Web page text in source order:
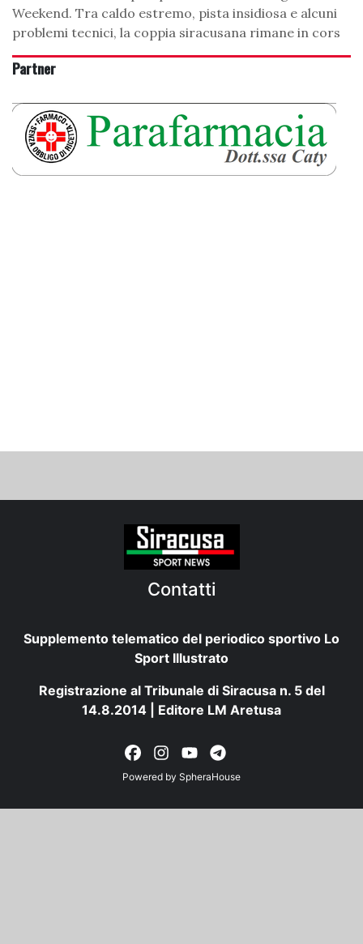
Weekend. Tra caldo estremo, pista insidiosa e alcuni
problemi tecnici, la coppia siracusana rimane in cors
Partner
Contatti
Supplemento telematico del periodico sportivo Lo
Sport Illustrato
Registrazione al Tribunale di Siracusa n. 5 del
14.8.2014 | Editore LM Aretusa
Powered by SpheraHouse